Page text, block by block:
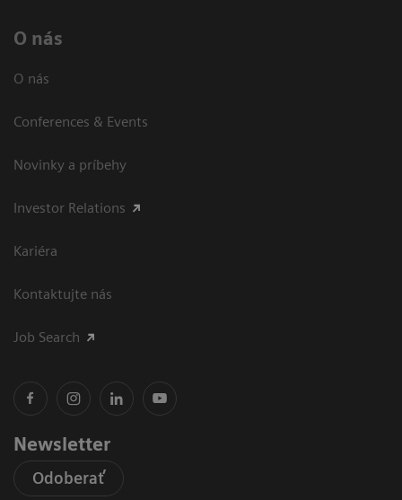
O nás
O nás
Conferences & Events
Novinky a príbehy
Investor Relations
Kariéra
Kontaktujte nás
Job Search
Newsletter
Odoberať